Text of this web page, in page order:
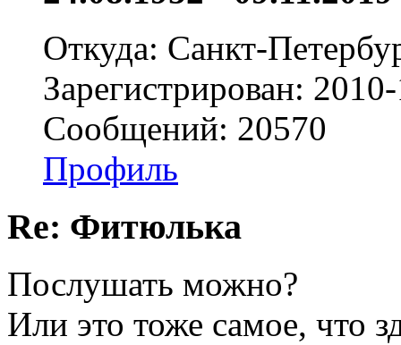
Откуда: Санкт-
Зарегистрирован:
Сообщений: 20570
Профиль
Re: Фитюлька
Послушать можно?
Или это тоже самое, что